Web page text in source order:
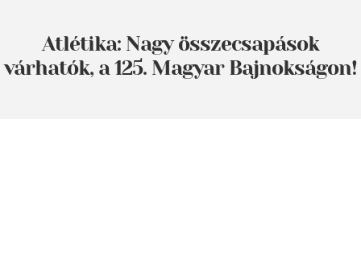
Atlétika: Nagy összecsapások
várhatók, a 125. Magyar Bajnokságon!